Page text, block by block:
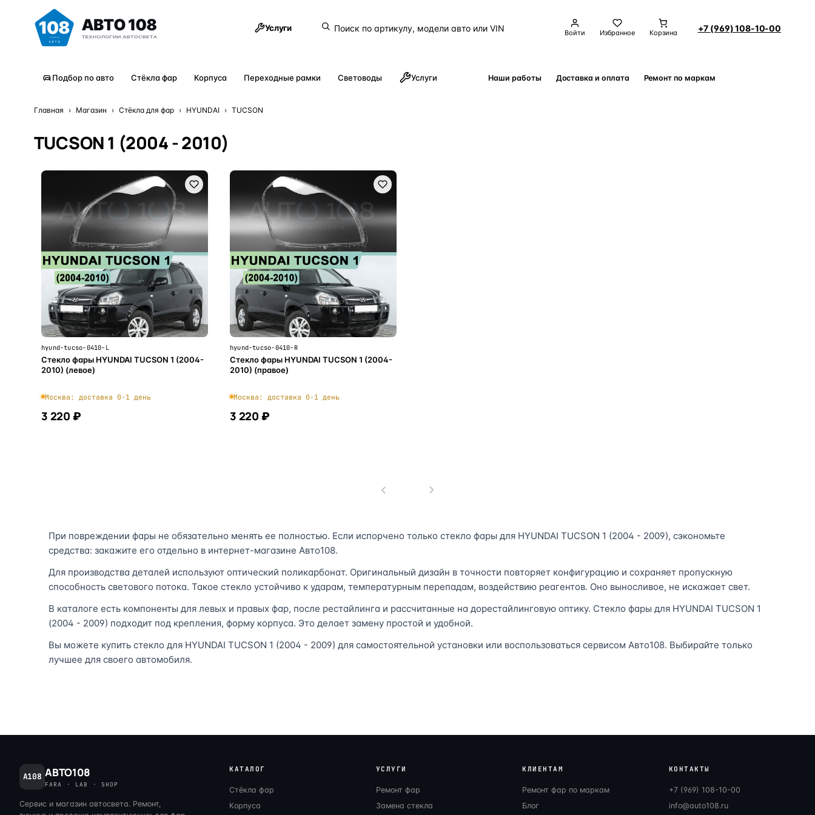
Услуги Войти Избранное Корзина +7 (969) 108-10-00
Подбор по авто Стёкла фар Корпуса Переходные рамки Световоды Услуги Наши работы Доставка и оплата Ремонт по маркам
Главная › Магазин › Стёкла для фар › HYUNDAI › TUCSON
TUCSON 1 (2004 - 2010)
hyund-tucso-0410-L
Стекло фары HYUNDAI TUCSON 1 (2004-
2010) (левое)
Москва: доставка 0-1 день
3 220 ₽
hyund-tucso-0410-R
Стекло фары HYUNDAI TUCSON 1 (2004-
2010) (правое)
Москва: доставка 0-1 день
3 220 ₽
При повреждении фары не обязательно менять ее полностью. Если испорчено только стекло фары для HYUNDAI TUCSON 1 (2004 - 2009), сэкономьте
средства: закажите его отдельно в интернет-магазине Авто108.
Для производства деталей используют оптический поликарбонат. Оригинальный дизайн в точности повторяет конфигурацию и сохраняет пропускную
способность светового потока. Такое стекло устойчиво к ударам, температурным перепадам, воздействию реагентов. Оно выносливое, не искажает свет.
В каталоге есть компоненты для левых и правых фар, после рестайлинга и рассчитанные на дорестайлинговую оптику. Стекло фары для HYUNDAI TUCSON 1
(2004 - 2009) подходит под крепления, форму корпуса. Это делает замену простой и удобной.
Вы можете купить стекло для HYUNDAI TUCSON 1 (2004 - 2009) для самостоятельной установки или воспользоваться сервисом Авто108. Выбирайте только
лучшее для своего автомобиля.
A108 АВТО108
FARA · LAB · SHOP
Сервис и магазин автосвета. Ремонт,
КАТАЛОГ
Стёкла фар
Корпуса
УСЛУГИ
Ремонт фар
Замена стекла
КЛИЕНТАМ
Ремонт фар по маркам
Блог
КОНТАКТЫ
+7 (969) 108-10-00
info@auto108.ru